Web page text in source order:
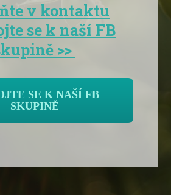
v kontaktu
se k naší FB
>>
SE K NAŠÍ FB
SKUPINĚ